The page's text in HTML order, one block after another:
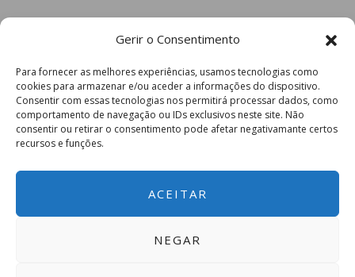
Gerir o Consentimento
Para fornecer as melhores experiências, usamos tecnologias como
cookies para armazenar e/ou aceder a informações do dispositivo.
Consentir com essas tecnologias nos permitirá processar dados, como
comportamento de navegação ou IDs exclusivos neste site. Não
consentir ou retirar o consentimento pode afetar negativamante certos
recursos e funções.
ACEITAR
NEGAR